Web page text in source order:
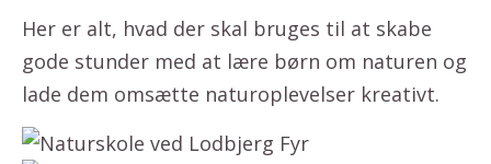
Her er alt, hvad der skal bruges til at skabe
gode stunder med at lære børn om naturen og
lade dem omsætte naturoplevelser kreativt.